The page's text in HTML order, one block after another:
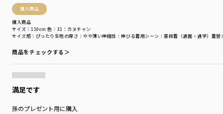
購入商品
購入商品
サイズ感 ：ぴったり 生地の厚さ ：やや薄い伸縮性 ：伸びる着用シーン ：普段着（通園・通学） 着替
サイズ：110cm 色：31：カヌチャン
商品をチェックする＞
満足です
孫のプレゼント用に購入